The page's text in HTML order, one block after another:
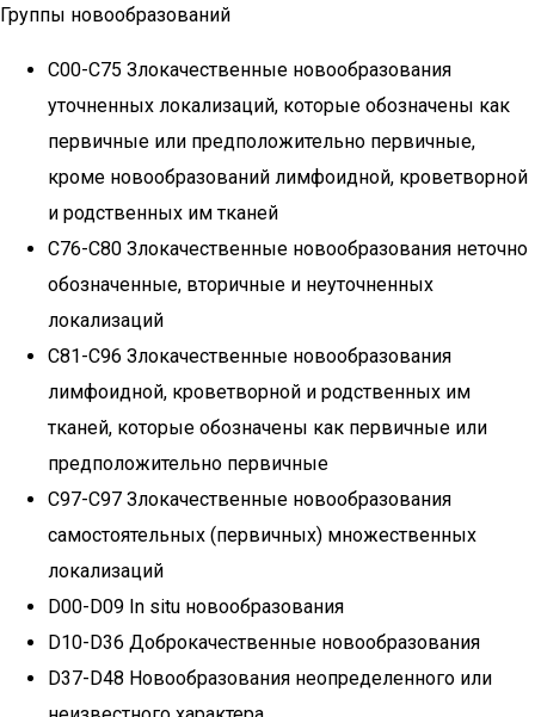
Группы новообразований
C00-C75 Злокачественные новообразования
уточненных локализаций, которые обозначены как
первичные или предположительно первичные,
кроме новообразований лимфоидной, кроветворной
и родственных им тканей
C76-C80 Злокачественные новообразования неточно
обозначенные, вторичные и неуточненных
локализаций
C81-C96 Злокачественные новообразования
лимфоидной, кроветворной и родственных им
тканей, которые обозначены как первичные или
предположительно первичные
C97-C97 Злокачественные новообразования
самостоятельных (первичных) множественных
локализаций
D00-D09 In situ новообразования
D10-D36 Доброкачественные новообразования
D37-D48 Новообразования неопределенного или